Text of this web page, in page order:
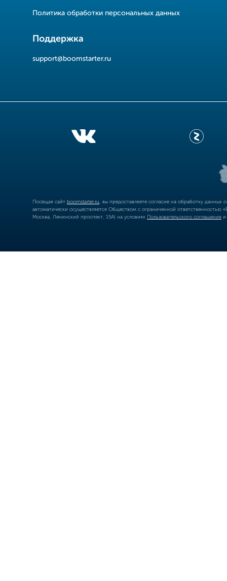
Политика обработки персональных данных
Поддержка
support@boomstarter.ru
Посещая сайт boomstarter.ru , вы предоставляете согласие на обработку
автоматически осуществляется Обществом с ограниченной
Москва, Ленинский проспект, 15А) на условиях Пользовательского соглашения и